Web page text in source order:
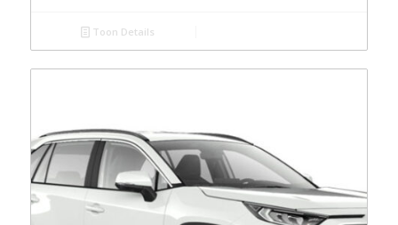
Toon Details